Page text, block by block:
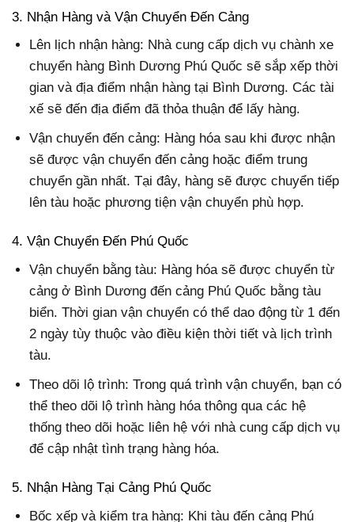
3. Nhận Hàng và Vận Chuyển Đến Cảng
Lên lịch nhận hàng: Nhà cung cấp dịch vụ chành xe
chuyển hàng Bình Dương Phú Quốc sẽ sắp xếp thời
gian và địa điểm nhận hàng tại Bình Dương. Các tài
xế sẽ đến địa điểm đã thỏa thuận để lấy hàng.
Vận chuyển đến cảng: Hàng hóa sau khi được nhận
sẽ được vận chuyển đến cảng hoặc điểm trung
chuyển gần nhất. Tại đây, hàng sẽ được chuyển tiếp
lên tàu hoặc phương tiện vận chuyển phù hợp.
4. Vận Chuyển Đến Phú Quốc
Vận chuyển bằng tàu: Hàng hóa sẽ được chuyển từ
cảng ở Bình Dương đến cảng Phú Quốc bằng tàu
biển. Thời gian vận chuyển có thể dao động từ 1 đến
2 ngày tùy thuộc vào điều kiện thời tiết và lịch trình
tàu.
Theo dõi lộ trình: Trong quá trình vận chuyển, bạn có
thể theo dõi lộ trình hàng hóa thông qua các hệ
thống theo dõi hoặc liên hệ với nhà cung cấp dịch vụ
để cập nhật tình trạng hàng hóa.
5. Nhận Hàng Tại Cảng Phú Quốc
Bốc xếp và kiểm tra hàng: Khi tàu đến cảng Phú